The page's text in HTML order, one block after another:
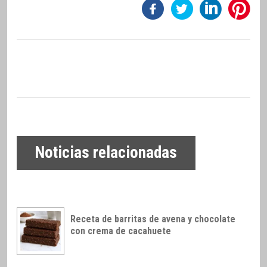
Noticias relacionadas
Receta de barritas de avena y chocolate
con crema de cacahuete